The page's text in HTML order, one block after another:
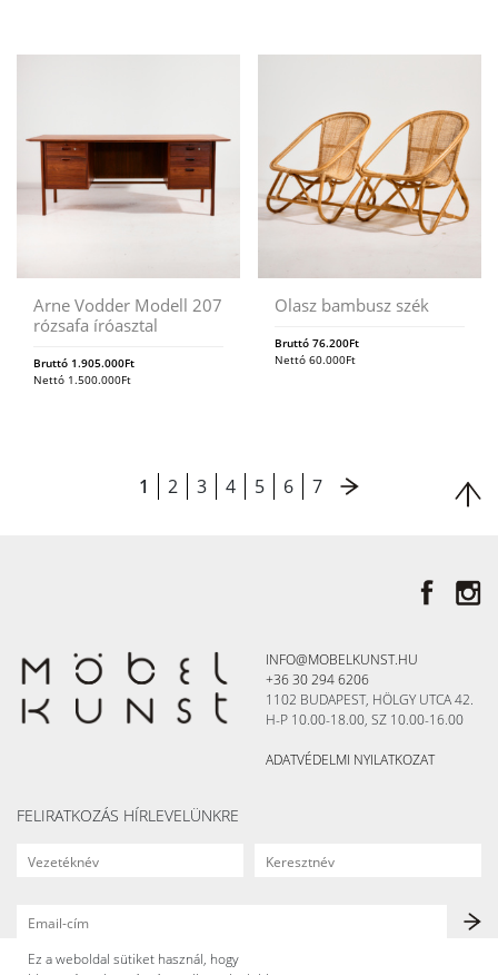
Arne Vodder Modell 207
rózsafa íróasztal
Bruttó 1.905.000Ft
Nettó 1.500.000Ft
Olasz bambusz szék
Bruttó76.200Ft
Nettó60.000Ft
1 2 3 4 5 6 7
INFO@MOBELKUNST.HU
+36 30 294 6206
1102 BUDAPEST, HÖLGY UTCA 42.
H-P 10.00-18.00, SZ 10.00-16.00
ADATVÉDELMI NYILATKOZAT
FELIRATKOZÁS HÍRLEVELÜNKRE
Ez a weboldal sütiket használ, hogy